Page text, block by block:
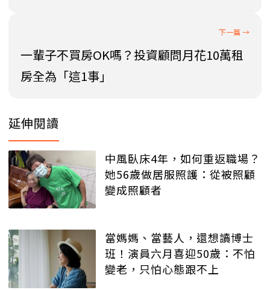
一輩子不買房OK嗎？投資顧問月花10萬租
房全為「這1事」
延伸閱讀
中風臥床4年，如何重返職場？
她56歲做居服照護：從被照顧
變成照顧者
當媽媽、當藝人，還想讀博士
班！演員六月喜迎50歲：不怕
變老，只怕心態跟不上